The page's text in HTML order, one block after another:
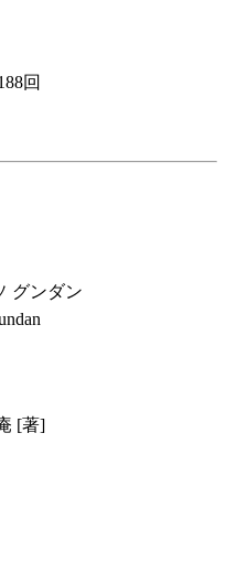
回
グンダン
[著]